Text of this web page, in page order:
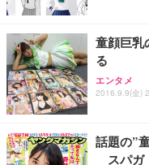
童顔巨乳
る
エンタメ
2016.9.9(金)
話題の”
スパガ